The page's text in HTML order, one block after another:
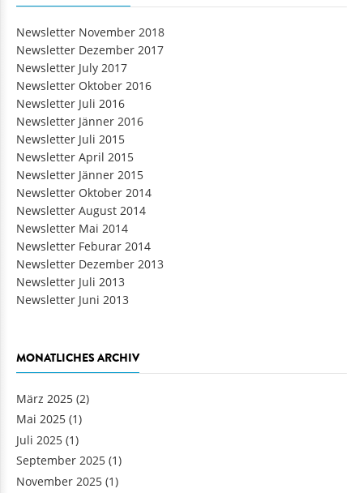
Newsletter November 2018
Newsletter Dezember 2017
Newsletter July 2017
Newsletter Oktober 2016
Newsletter Juli 2016
Newsletter Jänner 2016
Newsletter Juli 2015
Newsletter April 2015
Newsletter Jänner 2015
Newsletter Oktober 2014
Newsletter August 2014
Newsletter Mai 2014
Newsletter Feburar 2014
Newsletter Dezember 2013
Newsletter Juli 2013
Newsletter Juni 2013
MONATLICHES ARCHIV
März 2025 (2)
Mai 2025 (1)
Juli 2025 (1)
September 2025 (1)
November 2025 (1)